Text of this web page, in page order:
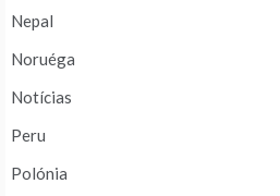
Nepal
Noruéga
Notícias
Peru
Polónia